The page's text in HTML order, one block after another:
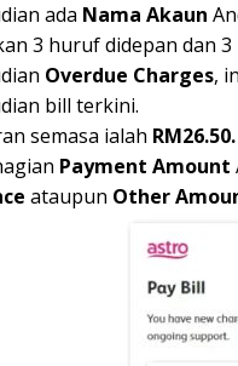
ada Nama Akaun
3 huruf didepan dan
Overdue Charges,
bill terkini.
semasa ialah RM26.50.
Payment Amount
ataupun Other